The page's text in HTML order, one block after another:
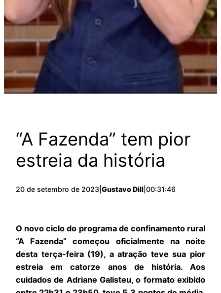
“A Fazenda” tem pior
estreia da história
20 de setembro de 2023 Gustavo Dill 00:31:46
O novo ciclo do programa de confinamento rural
“A Fazenda” começou oficialmente na noite
desta terça-feira (19), a atração teve sua pior
estreia em catorze anos de história. Aos
cuidados de Adriane Galisteu, o formato exibido